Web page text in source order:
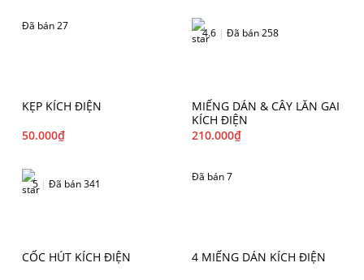
Đã bán 27
4.6 | Đã bán 258
KẸP KÍCH ĐIỆN
50.000₫
5 | Đã bán 341
MIẾNG DÁN & CÂY LĂN GAI
KÍCH ĐIỆN
210.000₫
Đã bán 7
CỐC HÚT KÍCH ĐIỆN
4 MIẾNG DÁN KÍCH ĐIỆN